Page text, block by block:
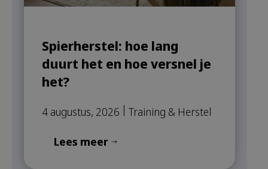
Spierherstel: hoe lang
duurt het en hoe versnel je
het?
4 augustus, 2026 | Training & Herstel
Lees meer $